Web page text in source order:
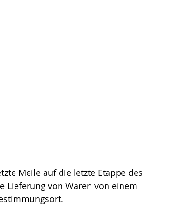
Meile auf die letzte Etappe des
Lieferung von Waren von einem